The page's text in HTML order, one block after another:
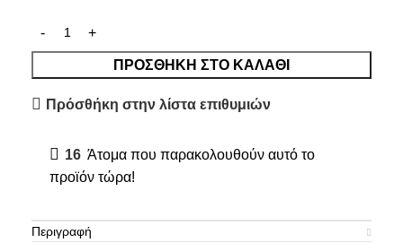
ΠΡΟΣΘΉΚΗ ΣΤΟ ΚΑΛΆΘΙ
Πρόσθήκη στην λίστα επιθυμιών
16 Άτομα που παρακολουθούν αυτό το
προϊόν τώρα!
Περιγραφή